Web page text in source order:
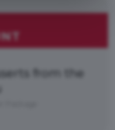
from the